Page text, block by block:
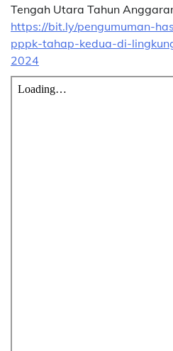
Tengah Utara Tahun
https://bit.ly/pengumuman-
pppk-tahap-kedua-di-
2024